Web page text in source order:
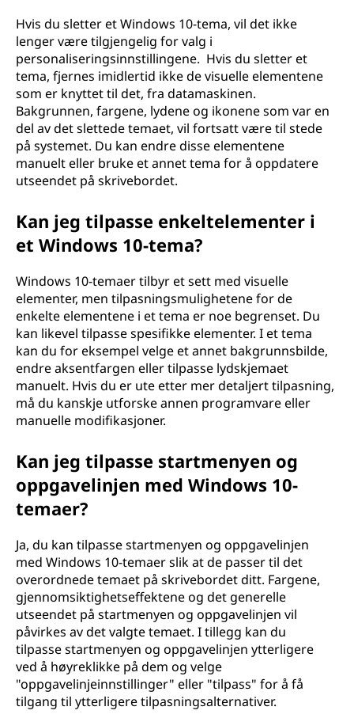
Hvis du sletter et Windows 10-tema, vil det ikke
lenger være tilgjengelig for valg i
personaliseringsinnstillingene. Hvis du sletter et
tema, fjernes imidlertid ikke de visuelle elementene
som er knyttet til det, fra datamaskinen.
Bakgrunnen, fargene, lydene og ikonene som var en
del av det slettede temaet, vil fortsatt være til stede
på systemet. Du kan endre disse elementene
manuelt eller bruke et annet tema for å oppdatere
utseendet på skrivebordet.
Kan jeg tilpasse enkeltelementer i
et Windows 10-tema?
Windows 10-temaer tilbyr et sett med visuelle
elementer, men tilpasningsmulighetene for de
enkelte elementene i et tema er noe begrenset. Du
kan likevel tilpasse spesifikke elementer. I et tema
kan du for eksempel velge et annet bakgrunnsbilde,
endre aksentfargen eller tilpasse lydskjemaet
manuelt. Hvis du er ute etter mer detaljert tilpasning,
må du kanskje utforske annen programvare eller
manuelle modifikasjoner.
Kan jeg tilpasse startmenyen og
oppgavelinjen med Windows 10-
temaer?
Ja, du kan tilpasse startmenyen og oppgavelinjen
med Windows 10-temaer slik at de passer til det
overordnede temaet på skrivebordet ditt. Fargene,
gjennomsiktighetseffektene og det generelle
utseendet på startmenyen og oppgavelinjen vil
påvirkes av det valgte temaet. I tillegg kan du
tilpasse startmenyen og oppgavelinjen ytterligere
ved å høyreklikke på dem og velge
"oppgavelinjeinnstillinger" eller "tilpass" for å få
tilgang til ytterligere tilpasningsalternativer.